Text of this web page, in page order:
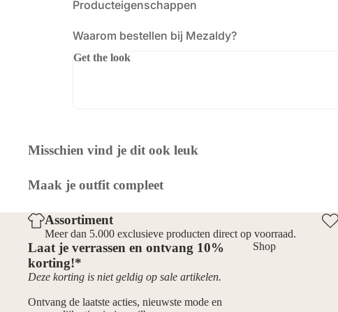
Producteigenschappen
Waarom bestellen bij Mezaldy?
Get the look
Misschien vind je dit ook leuk
Maak je outfit compleet
Assortiment
Meer dan 5.000 exclusieve producten direct op voorraad.
Laat je verrassen en ontvang 10%
korting!*
Deze korting is niet geldig op sale artikelen.
Ontvang de laatste acties, nieuwste mode en
Shop